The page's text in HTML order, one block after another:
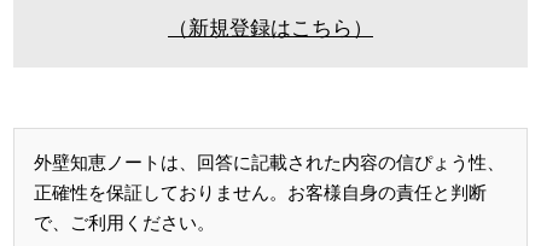
（新規登録はこちら）
外壁知恵ノートは、回答に記載された内容の信ぴょう性、
正確性を保証しておりません。お客様自身の責任と判断
で、ご利用ください。